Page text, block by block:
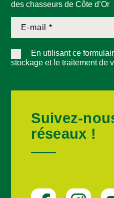
des chasseurs de Côte d’Or
En utilisant ce
stockage et le traitement de
Suivez-
réseaux !